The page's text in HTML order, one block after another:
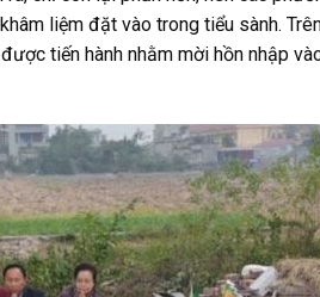
liệm đặt vào trong tiểu sành.
tiến hành nhằm mời hồn nhập